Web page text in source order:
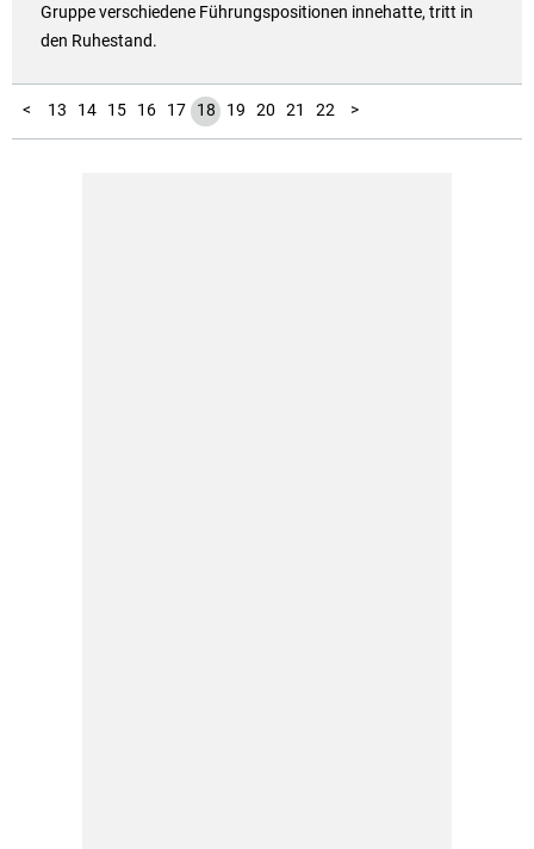
Gruppe verschiedene Führungspositionen innehatte, tritt in
den Ruhestand.
<
1
2
3
4
5
6
7
8
9
10
11
12 13 14 15 16 17 18 19 20 21 22
23
24
25
26
27
28
29
30
31
32
33
34
35
36
37
38
39
40
41
42
43
44
45
46
47
48
49
50
51
52
53
54
55
56 >